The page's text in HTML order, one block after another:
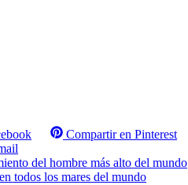
Compartir en Pinterest
del hombre más alto del mundo
todos los mares del mundo